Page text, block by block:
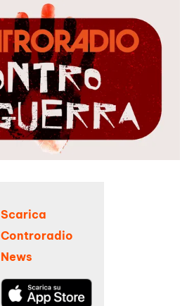
Scarica
Controradio
News